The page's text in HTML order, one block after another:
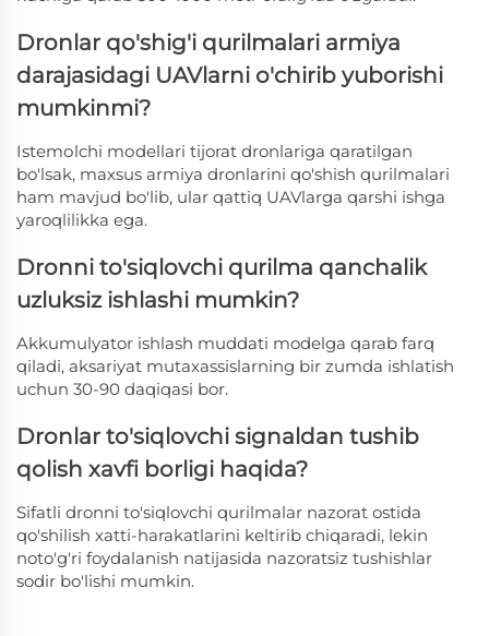
Dronlar qo'shig'i qurilmalari armiya
darajasidagi UAVlarni o'chirib yuborishi
mumkinmi?
Istеmоlchi mоdеllari tijorat dronlariga qaratilgan
bo'lsak, maxsus armiya dronlarini qo'shish qurilmalari
ham mavjud bo'lib, ular qattiq UAVlarga qarshi ishga
yaroqlilikka ega.
Dronni to'siqlovchi qurilma qanchalik
uzluksiz ishlashi mumkin?
Akkumulyator ishlash muddati modelga qarab farq
qiladi, aksariyat mutaxassislarning bir zumda ishlatish
uchun 30-90 daqiqasi bor.
Dronlar to'siqlovchi signaldan tushib
qolish xavfi borligi haqida?
Sifatli dronni to'siqlovchi qurilmalar nazorat ostida
qo'shilish xatti-harakatlarini keltirib chiqaradi, lekin
noto'g'ri foydalanish natijasida nazoratsiz tushishlar
sodir bo'lishi mumkin.